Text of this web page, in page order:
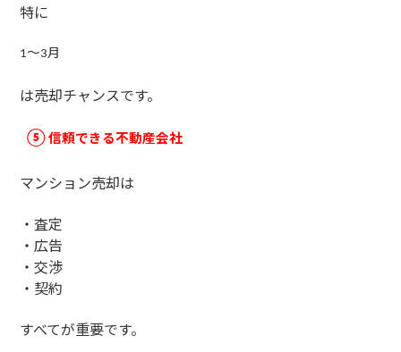
特に
1〜3月
は売却チャンスです。
⑤信頼できる不動産会社
マンション売却は
・査定
・広告
・交渉
・契約
すべてが重要です。